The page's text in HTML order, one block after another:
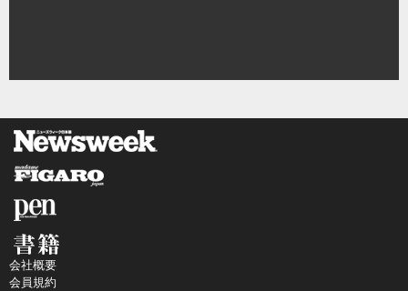
会社概要
会員規約